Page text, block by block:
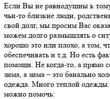
Если Вы не равнодушны к
чьи-то близкие люди,
свой долг, мы просим Вас
можем долго размышлять о
хорошо это или плохо, а том,
обеспечивать и т.д. Но есть
помощи. Не когда-то, а прямо
зима, а зима – это банально
одежда. Много теплой
можно помочь: